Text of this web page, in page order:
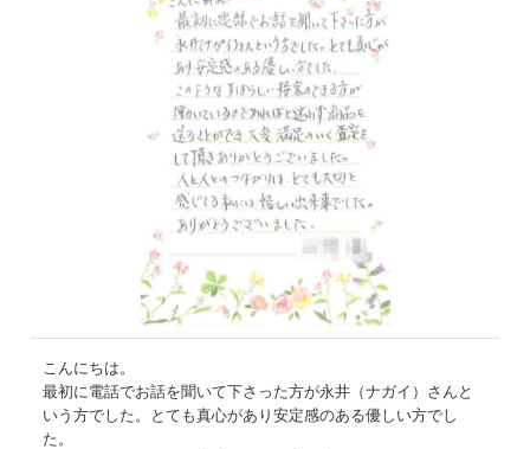
こんにちは。
最初に電話でお話を聞いて下さった方が永井（ナガイ）さんと
いう方でした。とても真心があり安定感のある優しい方でし
た。